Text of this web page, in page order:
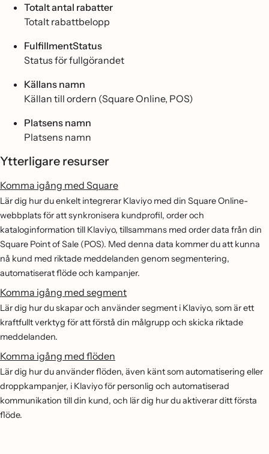
Totalt antal rabatter
Totalt rabattbelopp
FulfillmentStatus
Status för fullgörandet
Källans namn
Källan till ordern (Square Online, POS)
Platsens namn
Platsens namn
Ytterligare resurser
Komma igång med Square
Lär dig hur du enkelt integrerar Klaviyo med din Square Online-
webbplats för att synkronisera kundprofil, order och
kataloginformation till Klaviyo, tillsammans med order data från din
Square Point of Sale (POS). Med denna data kommer du att kunna
nå kund med riktade meddelanden genom segmentering,
automatiserat flöde och kampanjer.
Komma igång med segment
Lär dig hur du skapar och använder segment i Klaviyo, som är ett
kraftfullt verktyg för att förstå din målgrupp och skicka riktade
meddelanden.
Komma igång med flöden
Lär dig hur du använder flöden, även känt som automatisering eller
droppkampanjer, i Klaviyo för personlig och automatiserad
kommunikation till din kund, och lär dig hur du aktiverar ditt första
flöde.